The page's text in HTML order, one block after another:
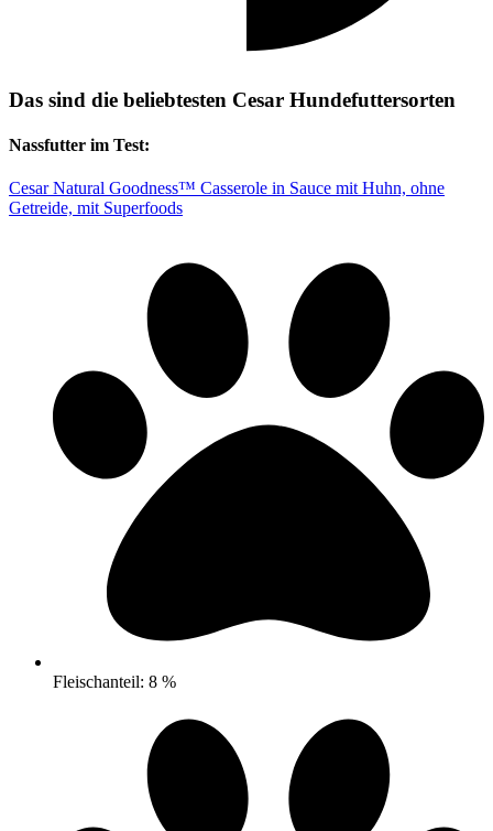
Das sind die beliebtesten Cesar Hundefuttersorten
Nassfutter im Test:
Cesar Natural Goodness™ Casserole in Sauce mit Huhn, ohne
Getreide, mit Superfoods
Fleischanteil: 8 %